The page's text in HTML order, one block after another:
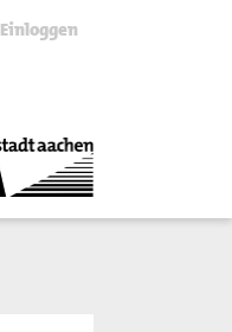
Einloggen